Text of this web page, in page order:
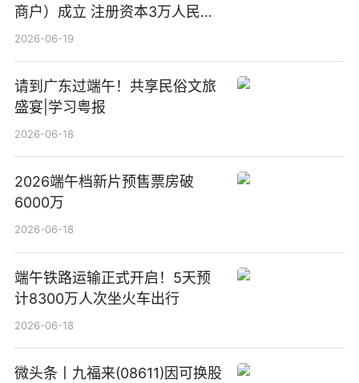
商户）成立 注册资本3万人民币
新要闻
2026-06-19
请到广东过端午！共享民俗文旅
盛宴|学习粤报
2026-06-18
2026端午档新片预售票房破
6000万
2026-06-18
端午铁路运输正式开启！5天预
计8300万人次坐火车出行
2026-06-18
微头条丨九福来(08611)因可换股